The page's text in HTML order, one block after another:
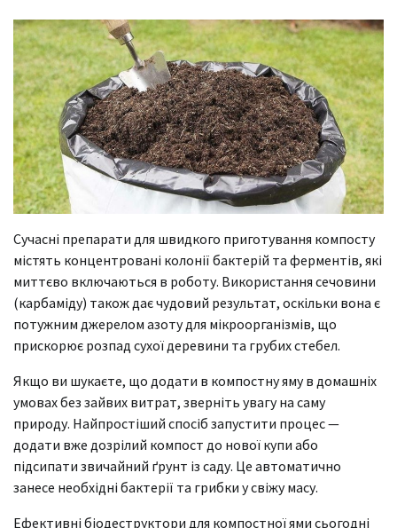
Сучасні препарати для швидкого приготування компосту
містять концентровані колонії бактерій та ферментів, які
миттєво включаються в роботу. Використання сечовини
(карбаміду) також дає чудовий результат, оскільки вона є
потужним джерелом азоту для мікроорганізмів, що
прискорює розпад сухої деревини та грубих стебел.
Якщо ви шукаєте, що додати в компостну яму в домашніх
умовах без зайвих витрат, зверніть увагу на саму
природу. Найпростіший спосіб запустити процес —
додати вже дозрілий компост до нової купи або
підсипати звичайний ґрунт із саду. Це автоматично
занесе необхідні бактерії та грибки у свіжу масу.
Ефективні біодеструктори для компостної ями сьогодні